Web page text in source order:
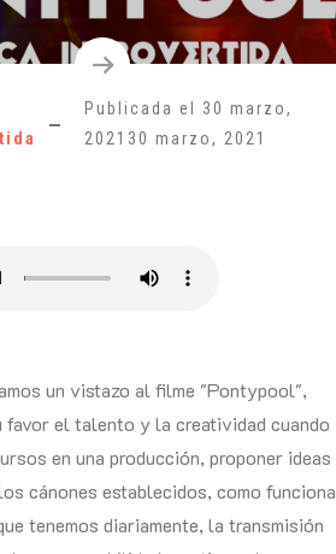
Publicada el 30 marzo,
2021 30 marzo, 2021
un vistazo al filme "Pontypool",
el talento y la creatividad cuando
en una producción, proponer ideas
cánones establecidos, como funciona
tenemos diariamente, la transmisión